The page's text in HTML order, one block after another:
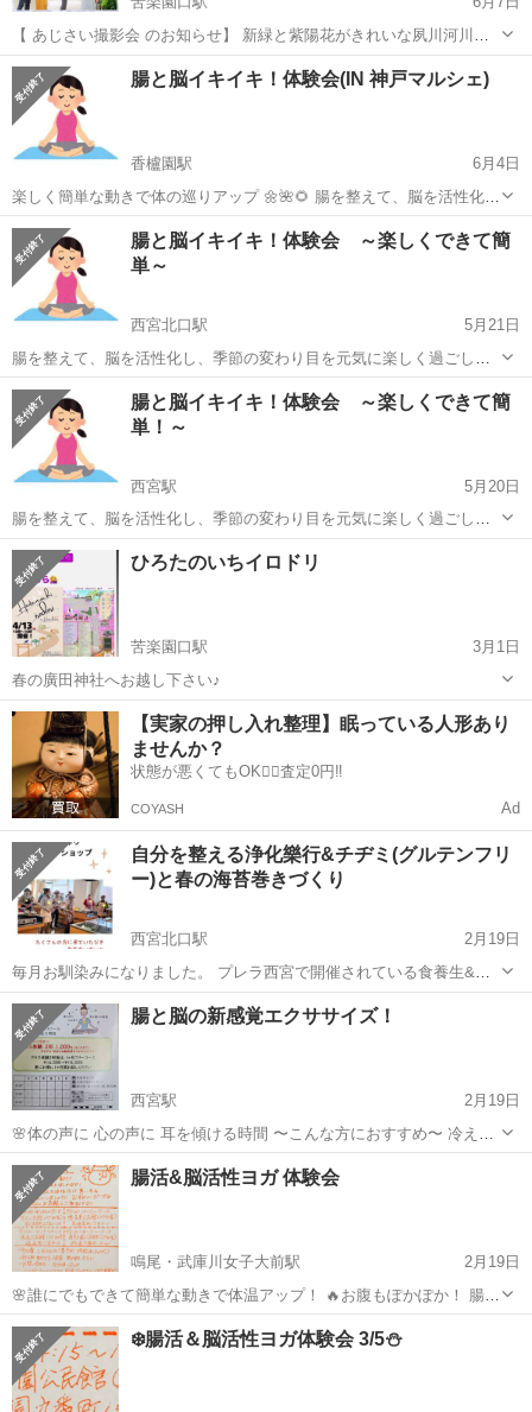
【 あじさい撮影会 のお知らせ】 新緑と紫陽花がきれいな夙川河川敷
で、 お子さまの「今」を残しませんか？ 撮影は、元教員のフォトグ
ラファーが担当します。 お子さんのペースに合わせて、 自然な表情
をやさしく引き出します。 人...
兵庫 西宮市 苦楽園口駅 ワークショップ 河川敷
腸と脳イキイキ！体験会(IN 神戸マルシェ)
香櫨園駅
6月4日
楽しく簡単な動きで体の巡りアップ 🌼🌺🌻 腸を整えて、脳を活性化
し、季節の変わり目を元気に楽しく過ごしましょう♪ むずかしいポー
ズはありません。お気軽にご参加ください♪ こんな方におススメ ＊運
動不足 ＊首、肩...
兵庫 西宮市 香櫨園駅 ワークショップ 体験会
腸と脳イキイキ！体験会 ～楽しくできて簡
単～
西宮北口駅
5月21日
腸を整えて、脳を活性化し、季節の変わり目を元気に楽しく過ごしま
しょう♪ 腰痛の方、肩こりの方、関節や身体の硬い方など、、、。い
らっしゃった方を見ながらじっくり体操や呼吸をさせていただきま
す。 短い時間ですが、変化が体...
兵庫 西宮市 西宮北口駅 ワークショップ 体験会
腸と脳イキイキ！体験会 ～楽しくできて簡
単！～
西宮駅
5月20日
腸を整えて、脳を活性化し、季節の変わり目を元気に楽しく過ごしま
しょう♪ 腰痛の方、肩こりの方、関節や身体の硬い方など、、、。い
らっしゃった方を見ながらじっくり体操や呼吸をさせていただきま
す。 短い時間ですが、変化が体...
兵庫 西宮市 西宮駅 ワークショップ
ひろたのいちイロドリ
苦楽園口駅
3月1日
春の廣田神社へお越し下さい♪
兵庫 西宮市 苦楽園口駅 ワークショップ
【実家の押し入れ整理】眠っている人形あり
ませんか？
状態が悪くてもOK🙆‍♀️査定0円‼️
COYASH Ad
自分を整える浄化樂行&チヂミ(グルテンフリ
ー)と春の海苔巻きづくり
西宮北口駅
2月19日
毎月お馴染みになりました。 プレラ西宮で開催されている食養生&樂
行ワークショップ😊🍴 ２月は味噌づくり&樂行（らくぎょう）で、腸
内環境と気の流れを整えました✨️ これからは春🌸、陽の気にエネルギ
ーチェンジして 体の外に向...
兵庫 西宮市 西宮北口駅 ワークショップ
腸と脳の新感覚エクササイズ！
西宮駅
2月19日
🌸体の声に 心の声に 耳を傾ける時間 〜こんな方におすすめ〜 冷えや
すい 運動不足 柔軟性アップ 感情コントロール 潜在能力開発 ◇クラス
体験２回 1,000円 2月20日(金)〜23日(日)の間...
兵庫 西宮市 西宮駅 ワークショップ
腸活&脳活性ヨガ 体験会
鳴尾・武庫川女子大前駅
2月19日
🌸誰にでもできて簡単な動きで体温アップ！ 🔥お腹もぽかぽか！ 腸を
整えて、脳を活性化して寒い冬を元気に過ごしましょう！！ ◇内容
体操 呼吸法 リラックス瞑想 ◇日時・場所 2月19日㈬、14:1...
兵庫 西宮市 鳴尾・武庫川女子大前駅
活性
❄️腸活＆脳活性ヨガ体験会 3/5⛄